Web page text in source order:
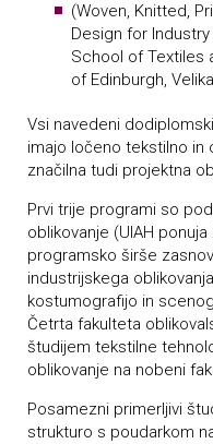
(Woven, Knitted,
Design for
School of Textiles
of Edinburgh,
Vsi navedeni
imajo ločeno tekstilno in
značilna tudi projektna
Prvi trije programi so
oblikovanje (UIAH
programsko širše
industrijskega
kostumografijo in
Četrta fakulteta
študijem tekstilne
oblikovanje na nobeni
Posamezni primerljivi
strukturo s poudarkom